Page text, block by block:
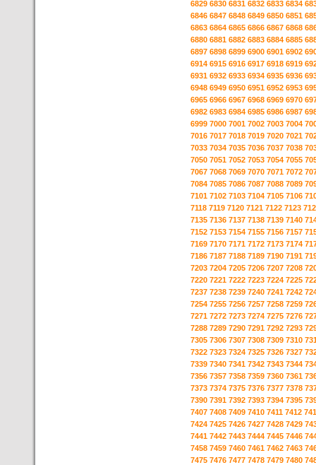
6829 6830 6831 6832 6833 6834
6846 6847 6848 6849 6850 6851
6863 6864 6865 6866 6867 6868
6880 6881 6882 6883 6884 6885
6897 6898 6899 6900 6901 6902
6914 6915 6916 6917 6918 6919
6931 6932 6933 6934 6935 6936
6948 6949 6950 6951 6952 6953
6965 6966 6967 6968 6969 6970
6982 6983 6984 6985 6986 6987
6999 7000 7001 7002 7003 7004
7016 7017 7018 7019 7020 7021
7033 7034 7035 7036 7037 7038
7050 7051 7052 7053 7054 7055
7067 7068 7069 7070 7071 7072
7084 7085 7086 7087 7088 7089
7101 7102 7103 7104 7105 7106
7118 7119 7120 7121 7122 7123
7135 7136 7137 7138 7139 7140
7152 7153 7154 7155 7156 7157
7169 7170 7171 7172 7173 7174
7186 7187 7188 7189 7190 7191
7203 7204 7205 7206 7207 7208
7220 7221 7222 7223 7224 7225
7237 7238 7239 7240 7241 7242
7254 7255 7256 7257 7258 7259
7271 7272 7273 7274 7275 7276
7288 7289 7290 7291 7292 7293
7305 7306 7307 7308 7309 7310
7322 7323 7324 7325 7326 7327
7339 7340 7341 7342 7343 7344
7356 7357 7358 7359 7360 7361
7373 7374 7375 7376 7377 7378
7390 7391 7392 7393 7394 7395
7407 7408 7409 7410 7411 7412
7424 7425 7426 7427 7428 7429
7441 7442 7443 7444 7445 7446
7458 7459 7460 7461 7462 7463
7475 7476 7477 7478 7479 7480